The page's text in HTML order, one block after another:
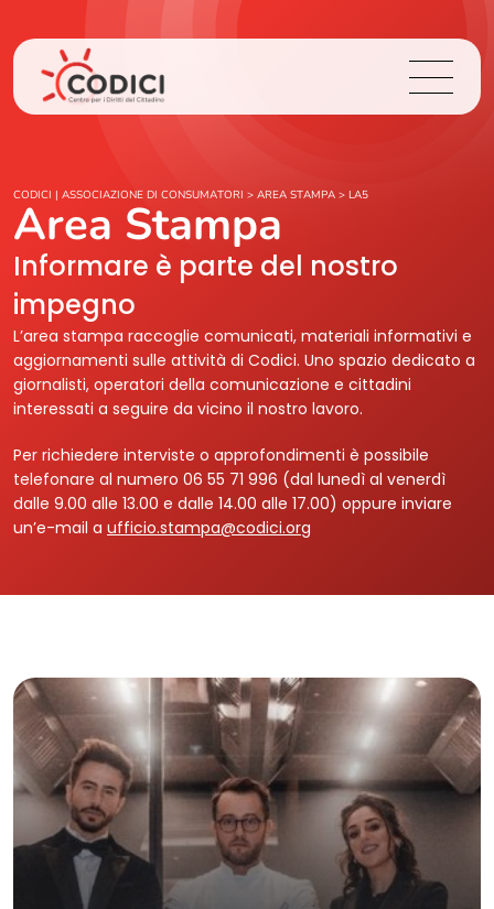
Chi Siamo
Cosa Facciamo
Area Stampa
Contatti
Login
CODICI | ASSOCIAZIONE DI CONSUMATORI > AREA STAMPA > LA5
Area Stampa
Informare è parte del nostro
impegno
L’area stampa raccoglie comunicati, materiali informativi e
aggiornamenti sulle attività di Codici. Uno spazio dedicato a
giornalisti, operatori della comunicazione e cittadini
interessati a seguire da vicino il nostro lavoro.
Per richiedere interviste o approfondimenti è possibile
telefonare al numero 06 55 71 996 (dal lunedì al venerdì
dalle 9.00 alle 13.00 e dalle 14.00 alle 17.00) oppure inviare
un’e-mail a ufficio.stampa@codici.org